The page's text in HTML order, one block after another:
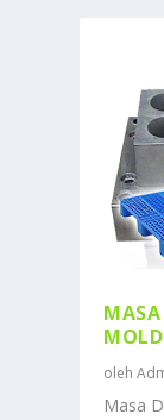
oleh
Masa